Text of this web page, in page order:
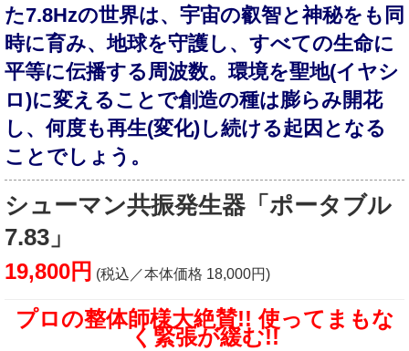
た7.8Hzの世界は、宇宙の叡智と神秘をも同
時に育み、地球を守護し、すべての生命に
平等に伝播する周波数。環境を聖地(イヤシ
ロ)に変えることで創造の種は膨らみ開花
し、何度も再生(変化)し続ける起因となる
ことでしょう。
シューマン共振発生器「ポータブル
7.83」
19,800円 (税込／本体価格 18,000円)
プロの整体師様大絶賛!! 使ってまもな
く緊張が緩む!!